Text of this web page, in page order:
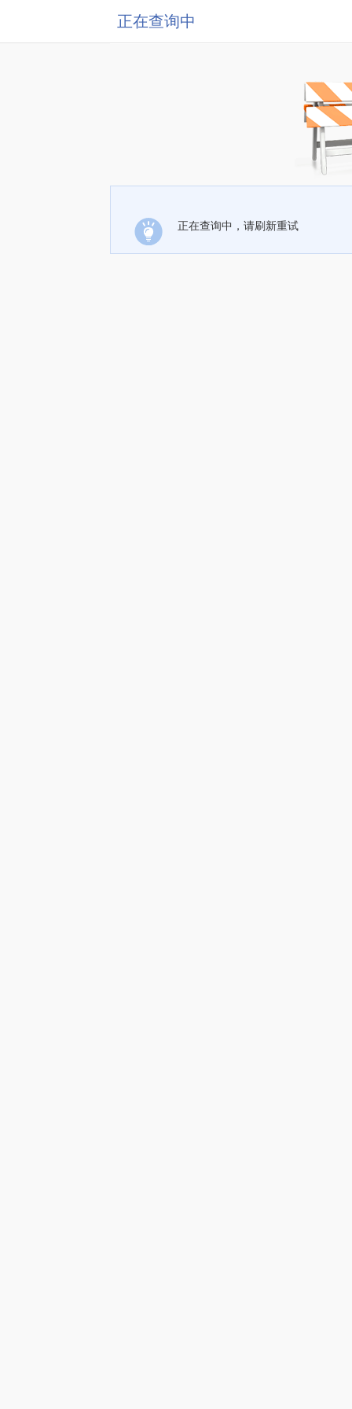
正在查询中
正在查询中，请刷新重试